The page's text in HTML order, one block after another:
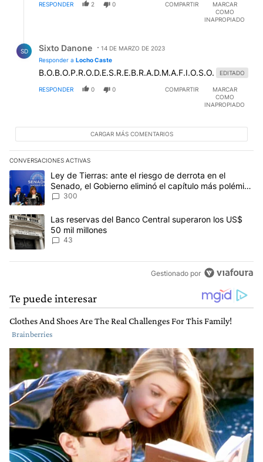
RESPONDER 2 0 COMPARTIR
MARCAR
COMO
INAPROPIADO
SD Sixto Danone
14 DE MARZO DE 2023
Responder a Locho Caste
B.O.B.O.P.R.O.D.E.S.R.E.B.R.A.D.M.A.F.I.O.S.O. EDITADO
RESPONDER 0 0 COMPARTIR
MARCAR
COMO
INAPROPIADO
CARGAR MÁS COMENTARIOS
CONVERSACIONES ACTIVAS
Este listado muestra los artículos con más comentarios en los
Un artículo de tendencia con el título "Ley de Tierras: ante el
Ley de Tierras: ante el riesgo de derrota en el
Senado, el Gobierno eliminó el capítulo más polémico
del proyecto
300
Un artículo de tendencia con el título "Las reservas del Banco
Las reservas del Banco Central superaron los US$
50 mil millones
43
Gestionado por